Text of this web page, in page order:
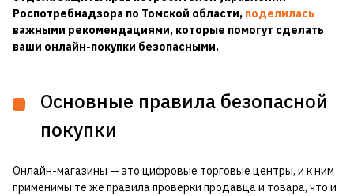
Роспотребнадзора по Томской области, поделилась
важными рекомендациями, которые помогут сделать
ваши онлайн-покупки безопасными.
Основные правила безопасной
покупки
Онлайн-магазины — это цифровые торговые центры, и к ним
применимы те же правила проверки продавца и товара, что и